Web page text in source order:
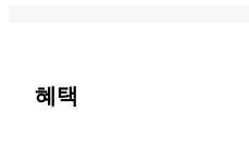
혜택